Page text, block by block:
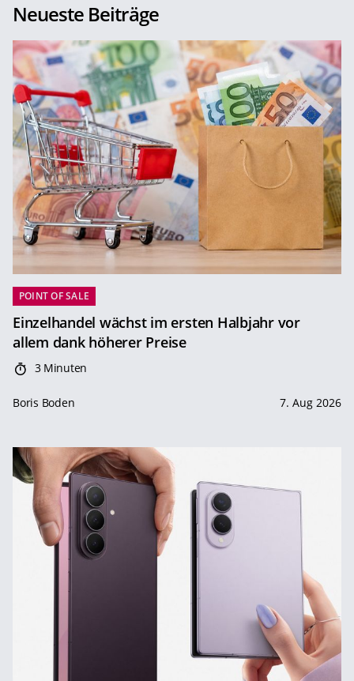
Neueste Beiträge
POINT OF SALE
Einzelhandel wächst im ersten Halbjahr vor
allem dank höherer Preise
3 Minuten
Boris Boden 7. Aug 2026